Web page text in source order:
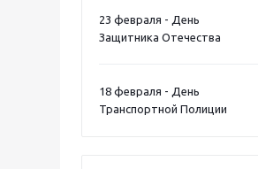
23 февраля - День
Защитника Отечества
18 февраля - День
Транспортной Полиции